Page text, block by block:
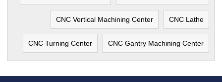
CNC Lathe
CNC Vertical Machining Center
CNC Gantry Machining Center
CNC Turning Center